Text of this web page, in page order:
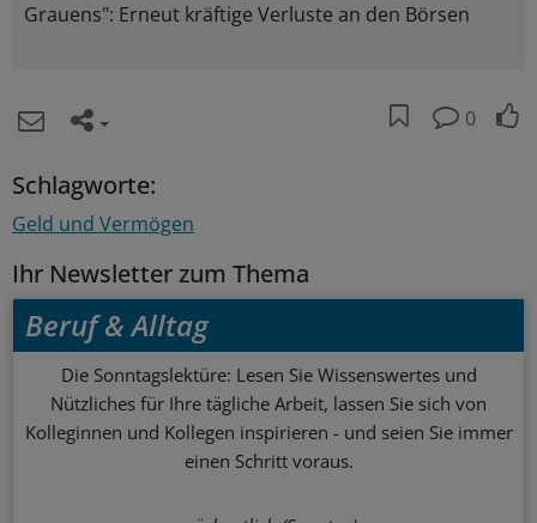
Grauens": Erneut kräftige Verluste an den Börsen
0
Schlagworte:
Geld und Vermögen
Ihr Newsletter zum Thema
Beruf & Alltag
Die Sonntagslektüre: Lesen Sie Wissenswertes und
Nützliches für Ihre tägliche Arbeit, lassen Sie sich von
Kolleginnen und Kollegen inspirieren - und seien Sie immer
einen Schritt voraus.